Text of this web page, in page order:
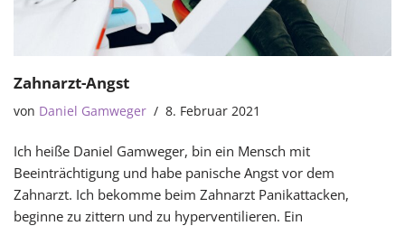
Zahnarzt-Angst
von Daniel Gamweger 8. Februar 2021
Ich heiße Daniel Gamweger, bin ein Mensch mit
Beeinträchtigung und habe panische Angst vor dem
Zahnarzt. Ich bekomme beim Zahnarzt Panikattacken,
beginne zu zittern und zu hyperventilieren. Ein